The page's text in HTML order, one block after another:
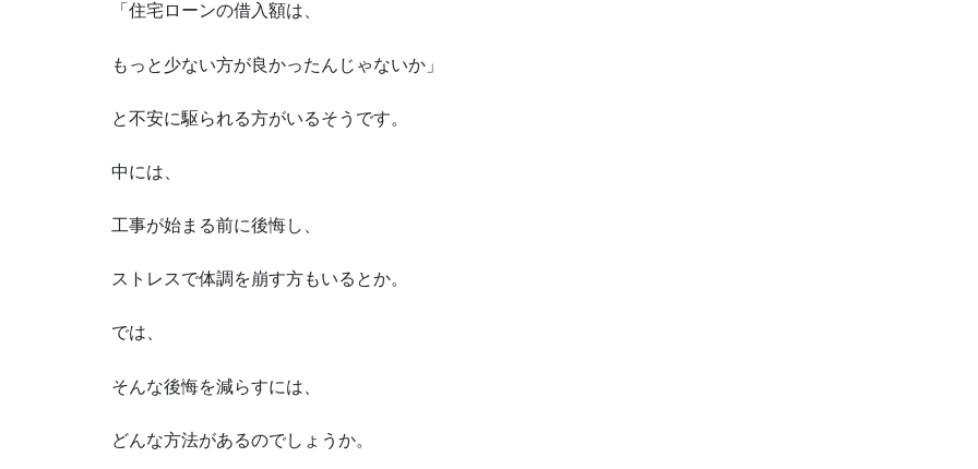
「住宅ローンの借入額は、
もっと少ない方が良かったんじゃないか」
と不安に駆られる方がいるそうです。
中には、
工事が始まる前に後悔し、
ストレスで体調を崩す方もいるとか。
では、
そんな後悔を減らすには、
どんな方法があるのでしょうか。